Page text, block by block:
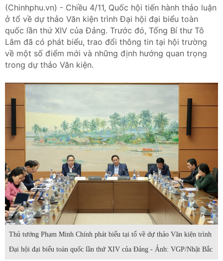
(Chinhphu.vn) - Chiều 4/11, Quốc hội tiến hành thảo luận
ở tổ về dự thảo Văn kiện trình Đại hội đại biểu toàn
quốc lần thứ XIV của Đảng. Trước đó, Tổng Bí thư Tô
Lâm đã có phát biểu, trao đổi thông tin tại hội trường
về một số điểm mới và những định hướng quan trọng
trong dự thảo Văn kiện.
Thủ tướng Phạm Minh Chính phát biểu tại tổ về dự thảo Văn kiện trình
Đại hội đại biểu toàn quốc lần thứ XIV của Đảng - Ảnh: VGP/Nhật Bắc